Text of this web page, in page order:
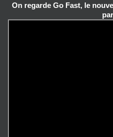
On regarde Go Fast, le nouveau single de Barange ! C'est